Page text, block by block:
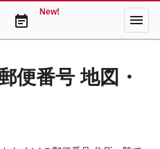
event_note
New! menu
便番号 地図・